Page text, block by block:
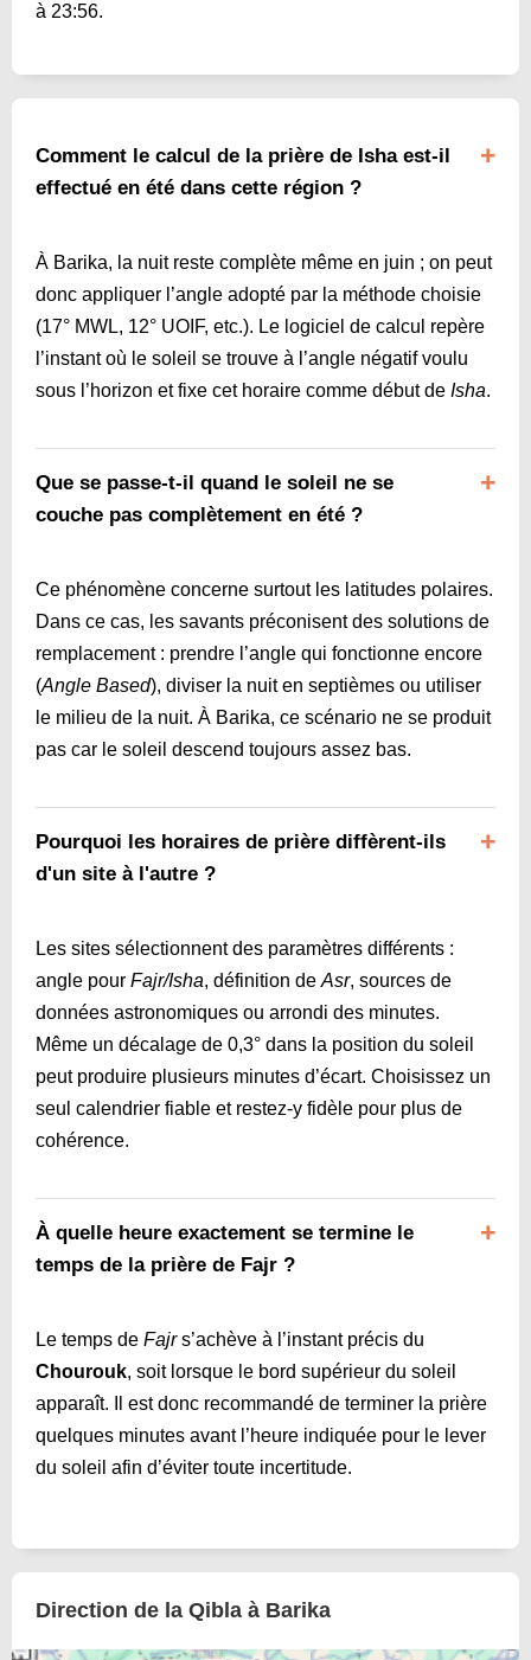
à 23:56.
Comment le calcul de la prière de Isha est-il
effectué en été dans cette région ?
À Barika, la nuit reste complète même en juin ; on peut
donc appliquer l’angle adopté par la méthode choisie
(17° MWL, 12° UOIF, etc.). Le logiciel de calcul repère
l’instant où le soleil se trouve à l’angle négatif voulu
sous l’horizon et fixe cet horaire comme début de Isha.
Que se passe-t-il quand le soleil ne se
couche pas complètement en été ?
Ce phénomène concerne surtout les latitudes polaires.
Dans ce cas, les savants préconisent des solutions de
remplacement : prendre l’angle qui fonctionne encore
(Angle Based), diviser la nuit en septièmes ou utiliser
le milieu de la nuit. À Barika, ce scénario ne se produit
pas car le soleil descend toujours assez bas.
Pourquoi les horaires de prière diffèrent-ils
d'un site à l'autre ?
Les sites sélectionnent des paramètres différents :
angle pour Fajr/Isha, définition de Asr, sources de
données astronomiques ou arrondi des minutes.
Même un décalage de 0,3° dans la position du soleil
peut produire plusieurs minutes d’écart. Choisissez un
seul calendrier fiable et restez-y fidèle pour plus de
cohérence.
À quelle heure exactement se termine le
temps de la prière de Fajr ?
Le temps de Fajrs’achève à l’instant précis du
Chourouk, soit lorsque le bord supérieur du soleil
apparaît. Il est donc recommandé de terminer la prière
quelques minutes avant l’heure indiquée pour le lever
du soleil afin d’éviter toute incertitude.
Direction de la Qibla à Barika